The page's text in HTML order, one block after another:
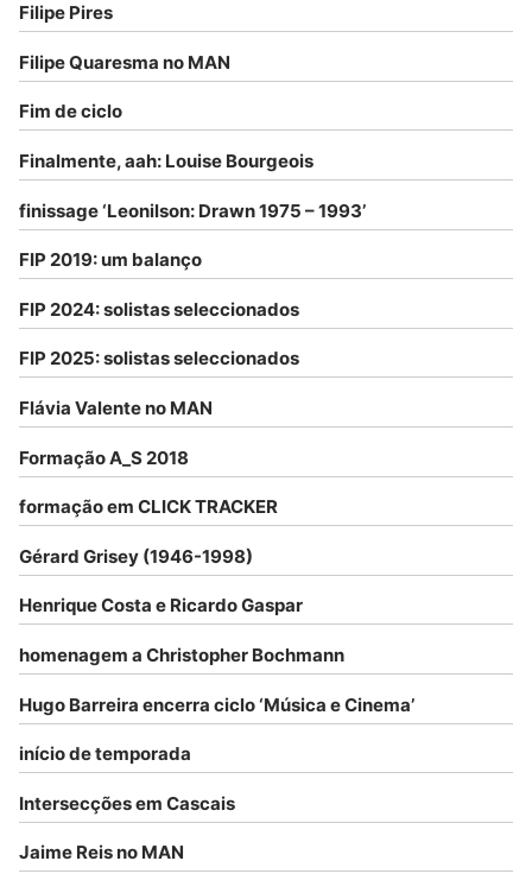
Filipe Pires
Filipe Quaresma no MAN
Fim de ciclo
Finalmente, aah: Louise Bourgeois
finissage ‘Leonilson: Drawn 1975 – 1993’
FIP 2019: um balanço
FIP 2024: solistas seleccionados
FIP 2025: solistas seleccionados
Flávia Valente no MAN
Formação A_S 2018
formação em CLICK TRACKER
Gérard Grisey (1946-1998)
Henrique Costa e Ricardo Gaspar
homenagem a Christopher Bochmann
Hugo Barreira encerra ciclo ‘Música e Cinema’
início de temporada
Intersecções em Cascais
Jaime Reis no MAN